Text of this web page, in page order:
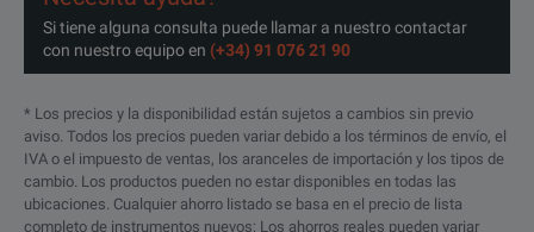
Si tiene alguna consulta puede llamar a nuestro contactar
con nuestro equipo en (+34) 91 076 21 90
* Los precios y la disponibilidad están sujetos a cambios sin previo
aviso. Todos los precios pueden variar debido a los términos de envío, el
IVA o el impuesto de ventas, los aranceles de importación y los tipos de
cambio. Los productos pueden no estar disponibles en todas las
ubicaciones. Cualquier ahorro listado se basa en el precio de lista
completo de instrumentos nuevos; Los ahorros reales pueden variar